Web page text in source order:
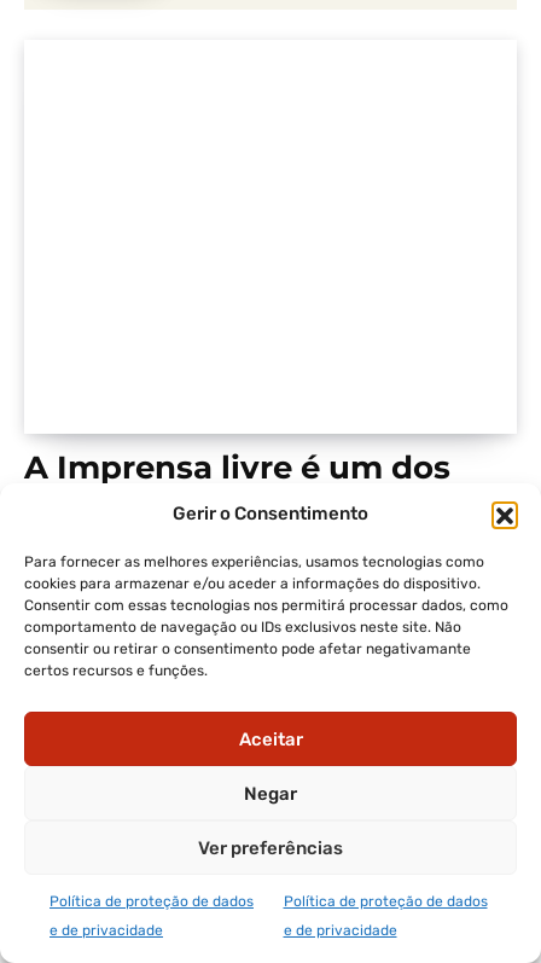
Gerir o Consentimento
Para fornecer as melhores experiências, usamos tecnologias como
cookies para armazenar e/ou aceder a informações do dispositivo.
Consentir com essas tecnologias nos permitirá processar dados, como
comportamento de navegação ou IDs exclusivos neste site. Não
consentir ou retirar o consentimento pode afetar negativamante
certos recursos e funções.
Aceitar
Negar
Ver preferências
Política de proteção de dados
e de privacidade
Política de proteção de dados
e de privacidade
A Imprensa livre é um dos
pilares da democracia
Nota da Administração do Jornal A Voz de Trás-os-Montes